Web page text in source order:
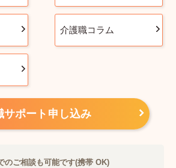
介護職コラム
サポート申し込み
のご相談も可能です(携帯 OK)